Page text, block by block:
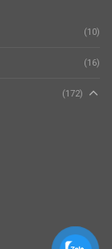
(10)
(16)
(172)